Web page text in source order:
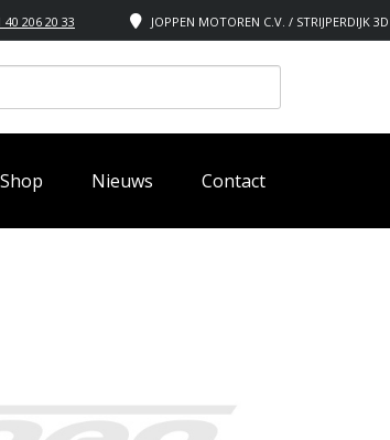
JOPPEN MOTOREN C.V. / STRIJPERDIJK
40 206 20 33
Shop Nieuws Contact